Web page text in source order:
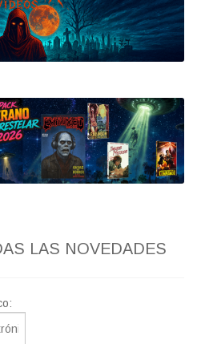
LAS NOVEDADES